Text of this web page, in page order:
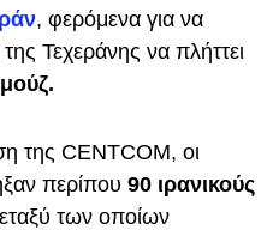
, φερόμενα για να
Τεχεράνης να πλήττει
της CENTCOM, οι
περίπου 90 ιρανικούς
των οποίων